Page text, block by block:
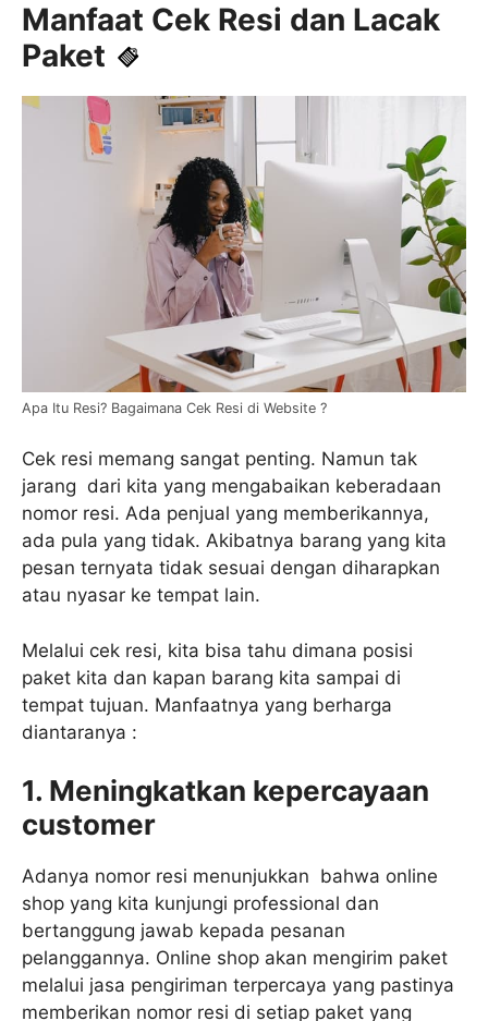
Manfaat Cek Resi dan Lacak
Paket
Apa Itu Resi? Bagaimana Cek Resi di Website ?
Cek resi memang sangat penting. Namun tak
jarang dari kita yang mengabaikan keberadaan
nomor resi. Ada penjual yang memberikannya,
ada pula yang tidak. Akibatnya barang yang kita
pesan ternyata tidak sesuai dengan diharapkan
atau nyasar ke tempat lain.
Melalui cek resi, kita bisa tahu dimana posisi
paket kita dan kapan barang kita sampai di
tempat tujuan. Manfaatnya yang berharga
diantaranya :
1. Meningkatkan kepercayaan
customer
Adanya nomor resi menunjukkan bahwa online
shop yang kita kunjungi professional dan
bertanggung jawab kepada pesanan
pelanggannya. Online shop akan mengirim paket
melalui jasa pengiriman terpercaya yang pastinya
memberikan nomor resi di setiap paket yang